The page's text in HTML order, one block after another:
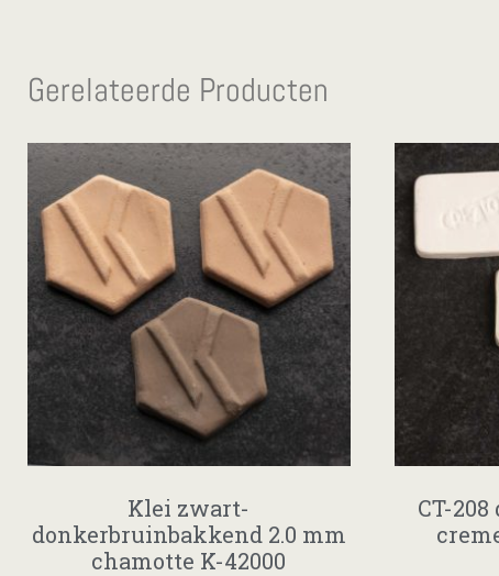
Gerelateerde Producten
Klei zwart-
donkerbruinbakkend 2.0 mm
chamotte K-42000
CT-